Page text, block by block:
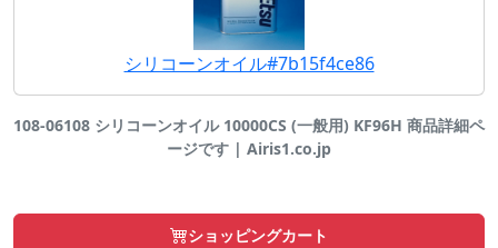
シリコーンオイル#7b15f4ce86
108-06108 シリコーンオイル 10000CS (一般用) KF96H 商品詳細ペ
ージです | Airis1.co.jp
ショッピングカート